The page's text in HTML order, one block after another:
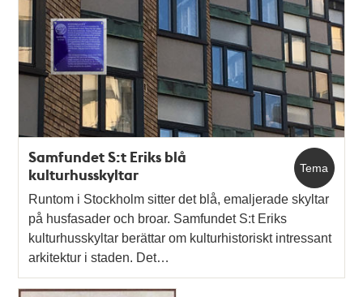
poster
teman
Tema
Samfundet S:t Eriks blå
kulturhusskyltar
Runtom i Stockholm sitter det blå, emaljerade skyltar
på husfasader och broar. Samfundet S:t Eriks
kulturhusskyltar berättar om kulturhistoriskt intressant
arkitektur i staden. Det…